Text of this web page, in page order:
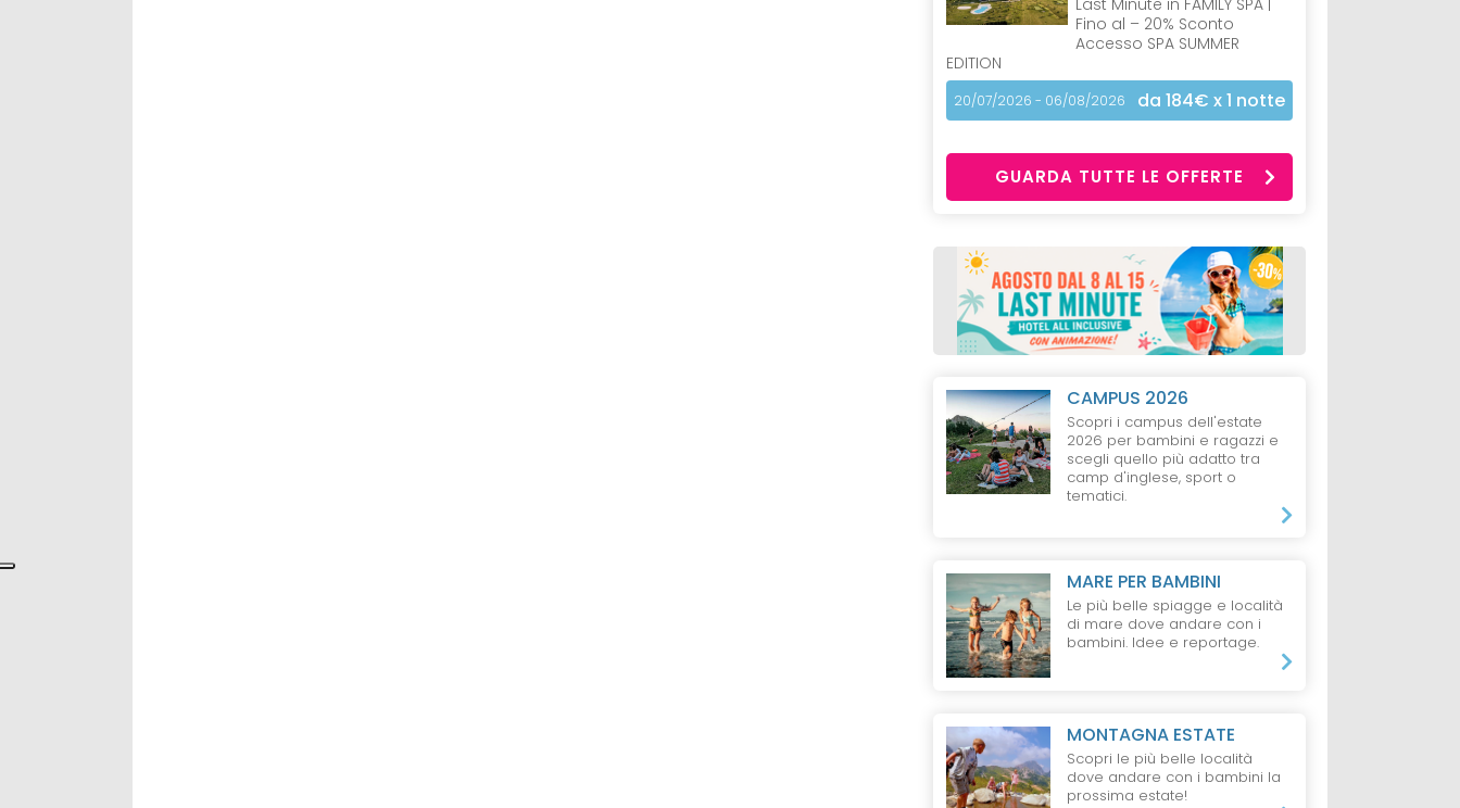
Last Minute in FAMILY SPA |
Fino al – 20% Sconto
Accesso SPA SUMMER
EDITION
20/07/2026 - 06/08/2026 da 184€ x 1 notte
GUARDA TUTTE LE OFFERTE
CAMPUS 2026
Scopri i campus dell'estate
2026 per bambini e ragazzi e
scegli quello più adatto tra
camp d'inglese, sport o
tematici.
MARE PER BAMBINI
Le più belle spiagge e località
di mare dove andare con i
bambini. Idee e reportage.
MONTAGNA ESTATE
Scopri le più belle località
dove andare con i bambini la
prossima estate!